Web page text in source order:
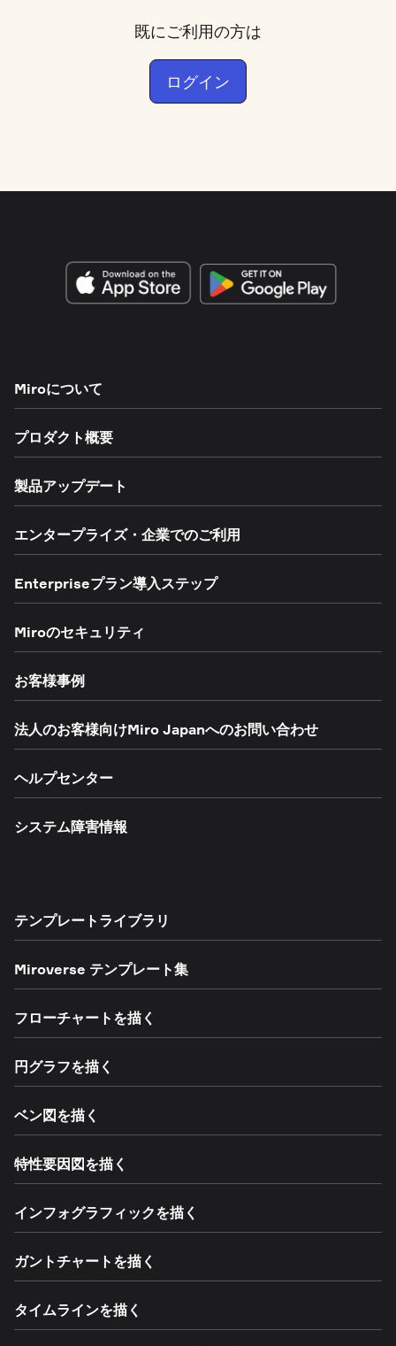
既にご利用の方は
ログイン
Miroについて
プロダクト概要
製品アップデート
エンタープライズ・企業でのご利用
Enterpriseプラン導入ステップ
Miroのセキュリティ
お客様事例
法人のお客様向けMiro Japanへのお問い合わせ
ヘルプセンター
システム障害情報
テンプレートライブラリ
Miroverse テンプレート集
フローチャートを描く
円グラフを描く
ベン図を描く
特性要因図を描く
インフォグラフィックを描く
ガントチャートを描く
タイムラインを描く